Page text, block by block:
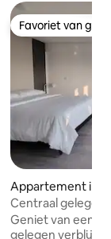
Favoriet van
Favoriet van
Appartement in
Centraal
Geniet van een
gelegen verblijf